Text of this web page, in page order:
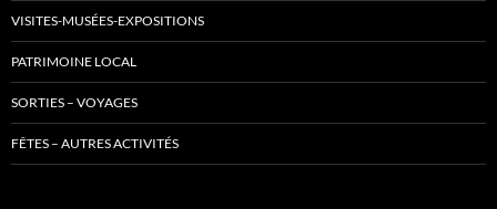
VISITES-MUSÉES-EXPOSITIONS
PATRIMOINE LOCAL
SORTIES – VOYAGES
FÊTES – AUTRES ACTIVITÉS